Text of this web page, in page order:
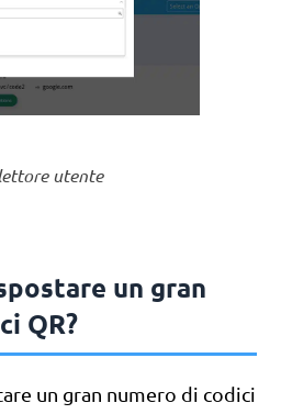
utente
un gran
QR?
un gran numero di codici